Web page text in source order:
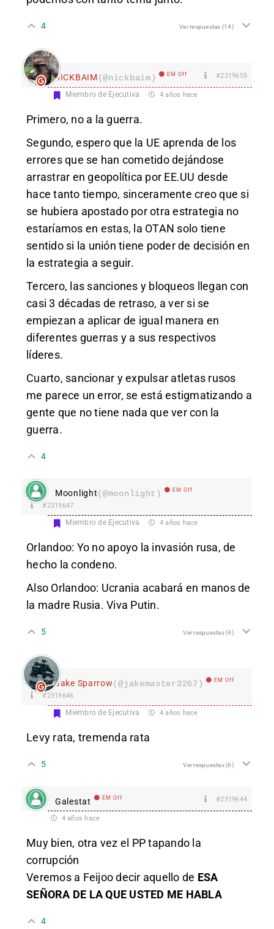
4 Ver respuestas (14)
nICKBAIM (@nickbaim) EM Off #2319655
Miembro de Ejecutiva 4 años hace
Primero, no a la guerra.
Segundo, espero que la UE aprenda de los
errores que se han cometido dejándose
arrastrar en geopolítica por EE.UU desde
hace tanto tiempo, sinceramente creo que si
se hubiera apostado por otra estrategia no
estaríamos en estas, la OTAN solo tiene
sentido si la unión tiene poder de decisión en
la estrategia a seguir.
Tercero, las sanciones y bloqueos llegan con
casi 3 décadas de retraso, a ver si se
empiezan a aplicar de igual manera en
diferentes guerras y a sus respectivos
líderes.
Cuarto, sancionar y expulsar atletas rusos
me parece un error, se está estigmatizando a
gente que no tiene nada que ver con la
guerra.
4
Moonlight(@moonlight) EM Off
#2319647
Miembro de Ejecutiva 4 años hace
Orlandoo: Yo no apoyo la invasión rusa, de
hecho la condeno.
Also Orlandoo: Ucrania acabará en manos de
la madre Rusia. Viva Putin.
5 Ver respuestas(4)
Jake Sparrow(@jakemaster3267) EM Off
#2319646
Miembro de Ejecutiva 4 años hace
Levy rata, tremenda rata
5 Ver respuestas(6)
Galestat EM Off #2319644
4 años hace
Muy bien, otra vez el PP tapando la
corrupción
Veremos a Feijoo decir aquello de ESA
SEÑORA DE LA QUE USTED ME HABLA
4